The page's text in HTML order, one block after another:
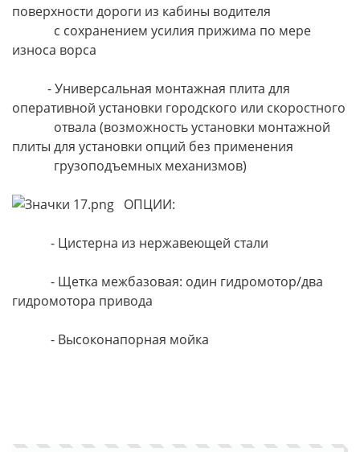
поверхности дороги из кабины водителя
с сохранением усилия прижима по мере
износа ворса
- Универсальная монтажная плита для
оперативной установки городского или скоростного
отвала (возможность установки монтажной
плиты для установки опций без применения
грузоподъемных механизмов)
ОПЦИИ:
- Цистерна из нержавеющей стали
- Щетка межбазовая: один гидромотор/два
гидромотора привода
- Высоконапорная мойка